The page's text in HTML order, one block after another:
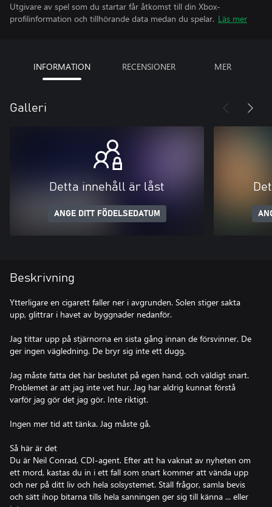
Utgivare av spel som du startar får åtkomst till din Xbox-
profilinformation och tillhörande data medan du spelar. Läs mer
INFORMATION RECENSIONER MER
Galleri
Detta innehåll är låst
ANGE DITT FÖDELSEDATUM
Beskrivning
Ytterligare en cigarett faller ner i avgrunden. Solen stiger sakta
upp, glittrar i havet av byggnader nedanför.
Jag tittar upp på stjärnorna en sista gång innan de försvinner. De
ger ingen vägledning. De bryr sig inte ett dugg.
Jag måste fatta det här beslutet på egen hand, och väldigt snart.
Problemet är att jag inte vet hur. Jag har aldrig kunnat förstå
varför jag gör det jag gör. Inte riktigt.
Ingen mer tid att tänka. Jag måste gå.
Så här är det
Du är Neil Conrad, CDI-agent. Efter att ha vaknat av nyheten om
ett mord, kastas du in i ett fall som snart kommer att vända upp
och ner på ditt liv och hela solsystemet. Ställ frågor, samla bevis
och sätt ihop bitarna tills hela sanningen ger sig till känna ... eller